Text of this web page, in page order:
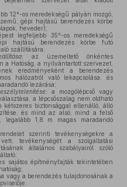
12°-os meredekségű pályán mozgó,
gépi hajtású berendezés körbe
heveder);
legfeljebb 35°-os meredekségű
hajtású berendezés körbe futó
szállítására;
az üzemeltető önkéntes
a Hatóság, a nyilvántartott szervezet,
eredményeként a berendezés
hálózatról való lekapcsolása, és
lezárása;
a mozgólépcső vagy
a lépcsőszalag nem oldható
biztonsággal ellenálló, álló
és mind az alsó, mind a felső
legalább 1,8 m magas maradandó
szerinti tevékenységekre a
tevékenységét a szolgáltatási
általános szabályairól szóló
sajátos építményfajták tekintetében
vagy a berendezés tulajdonosának a